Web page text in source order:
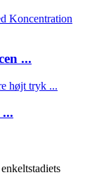
...